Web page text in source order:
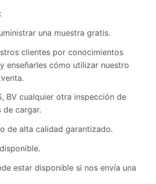
una muestra gratis.
clientes por conocimientos
enseñarles cómo utilizar nuestro
BV cualquier otra inspección de
de cargar.
de alta calidad garantizado.
estar disponible si nos envía una